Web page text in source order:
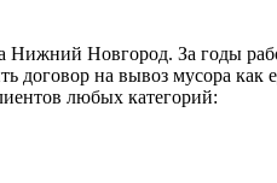
Новгород. За годы
на вывоз мусора как
любых категорий: